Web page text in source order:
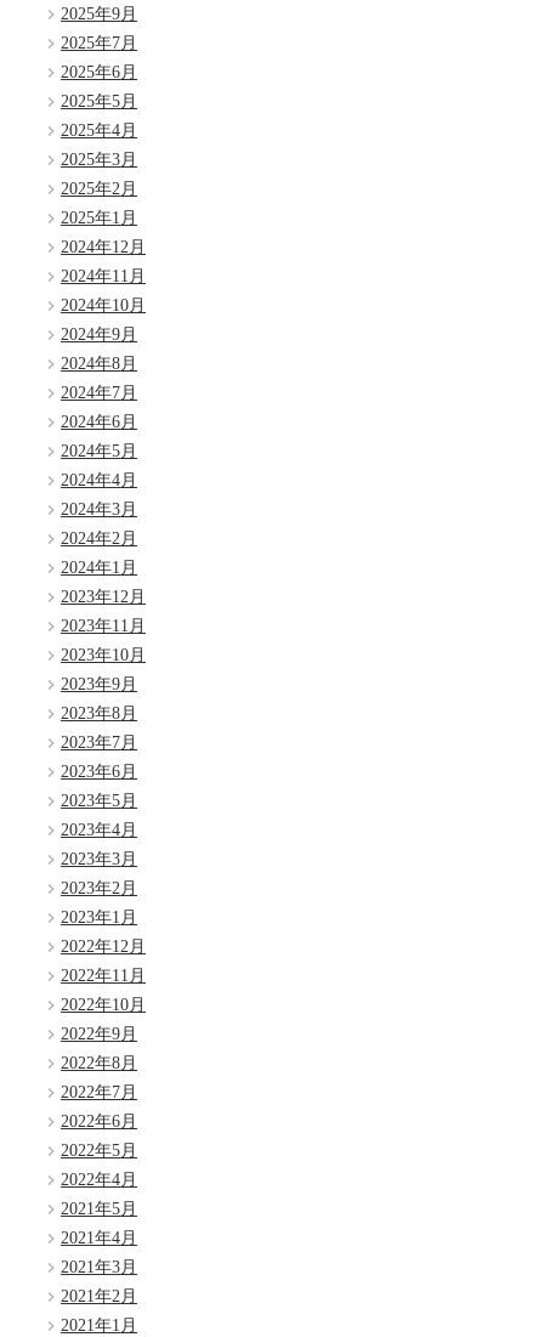
2025年9月
2025年7月
2025年6月
2025年5月
2025年4月
2025年3月
2025年2月
2025年1月
2024年12月
2024年11月
2024年10月
2024年9月
2024年8月
2024年7月
2024年6月
2024年5月
2024年4月
2024年3月
2024年2月
2024年1月
2023年12月
2023年11月
2023年10月
2023年9月
2023年8月
2023年7月
2023年6月
2023年5月
2023年4月
2023年3月
2023年2月
2023年1月
2022年12月
2022年11月
2022年10月
2022年9月
2022年8月
2022年7月
2022年6月
2022年5月
2022年4月
2021年5月
2021年4月
2021年3月
2021年2月
2021年1月